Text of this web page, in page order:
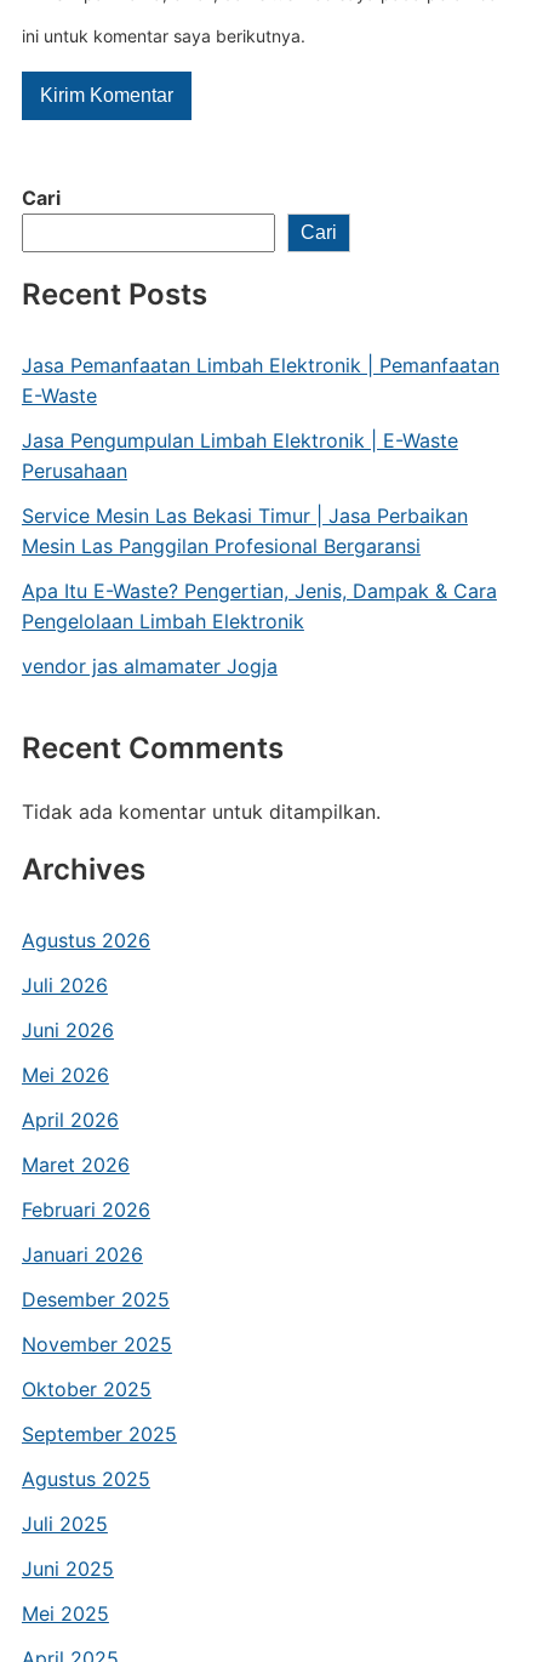
Cari
Cari
Recent Posts
Jasa Pemanfaatan Limbah Elektronik | Pemanfaatan
E-Waste
Jasa Pengumpulan Limbah Elektronik | E-Waste
Perusahaan
Service Mesin Las Bekasi Timur | Jasa Perbaikan
Mesin Las Panggilan Profesional Bergaransi
Apa Itu E-Waste? Pengertian, Jenis, Dampak & Cara
Pengelolaan Limbah Elektronik
vendor jas almamater Jogja
Recent Comments
Tidak ada komentar untuk ditampilkan.
Archives
Agustus 2026
Juli 2026
Juni 2026
Mei 2026
April 2026
Maret 2026
Februari 2026
Januari 2026
Desember 2025
November 2025
Oktober 2025
September 2025
Agustus 2025
Juli 2025
Juni 2025
Mei 2025
ini untuk komentar saya berikutnya.